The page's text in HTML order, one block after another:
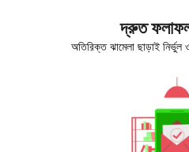
দ্রুত
অতিরিক্ত ঝামেলা ছাড়াই